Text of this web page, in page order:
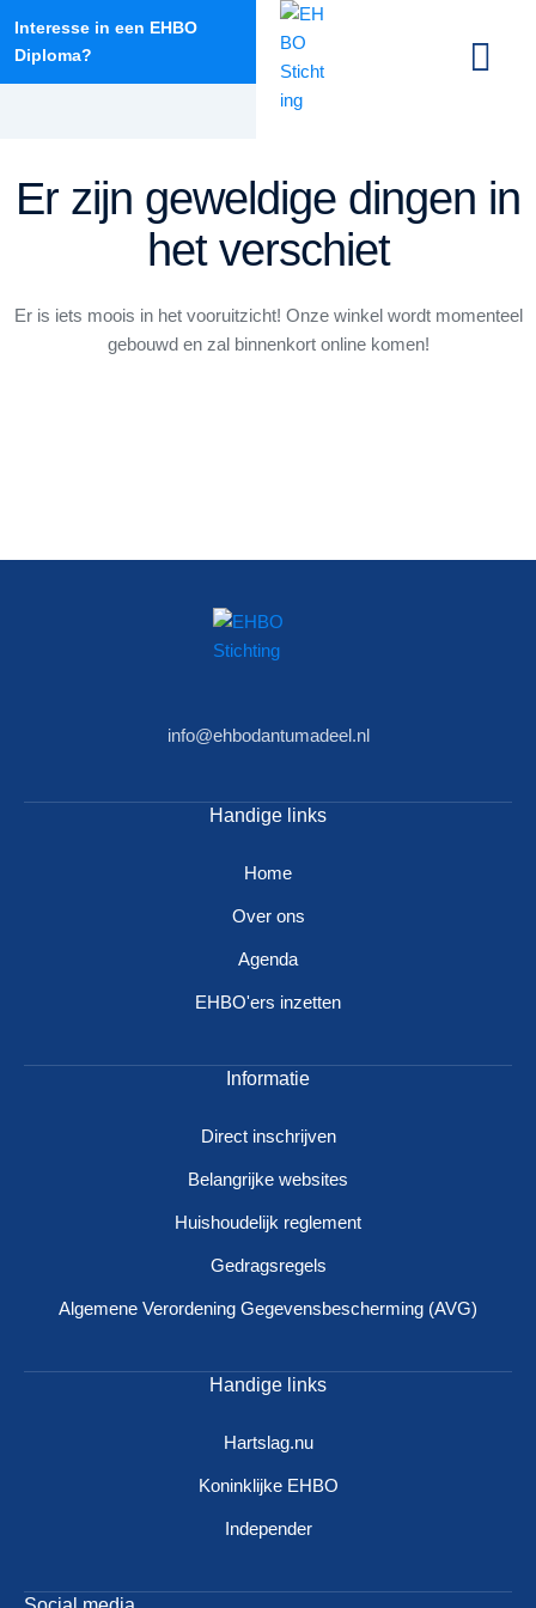
info@ehbodantumadeel.nl
Interesse in een EHBO
Diploma?
Er zijn geweldige dingen in
het verschiet
Er is iets moois in het vooruitzicht! Onze winkel wordt momenteel
gebouwd en zal binnenkort online komen!
info@ehbodantumadeel.nl
Handige links
Home
Over ons
Agenda
EHBO'ers inzetten
Informatie
Direct inschrijven
Belangrijke websites
Huishoudelijk reglement
Gedragsregels
Algemene Verordening Gegevensbescherming (AVG)
Handige links
Hartslag.nu
Koninklijke EHBO
Independer